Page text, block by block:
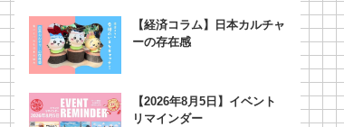
【経済コラム】日本カルチャ
ーの存在感
【2026年8月5日】イベント
リマインダー